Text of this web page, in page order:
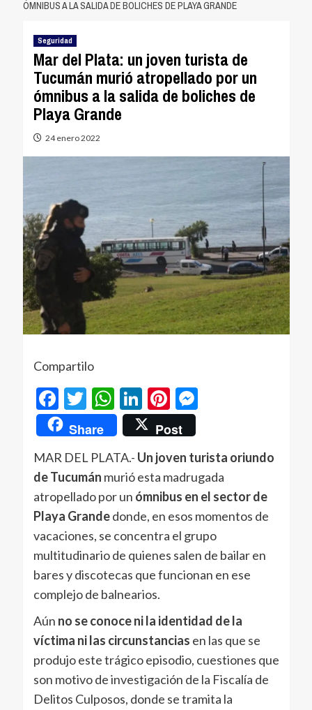
ÓMNIBUS A LA SALIDA DE BOLICHES DE PLAYA GRANDE
Seguridad
Mar del Plata: un joven turista de
Tucumán murió atropellado por un
ómnibus a la salida de boliches de
Playa Grande
24 enero 2022
Compartilo
Facebook
Twitter
WhatsApp
LinkedIn
Pinterest
Messenger
Share Post
MAR DEL PLATA.- Un joven turista oriundo
de Tucumán murió esta madrugada
atropellado por un ómnibus en el sector de
Playa Grandedonde, en esos momentos de
vacaciones, se concentra el grupo
multitudinario de quienes salen de bailar en
bares y discotecas que funcionan en ese
complejo de balnearios.
Aún no se conoce ni la identidad de la
víctima ni las circunstancias en las que se
produjo este trágico episodio, cuestiones que
son motivo de investigación de la Fiscalía de
Delitos Culposos, donde se tramita la